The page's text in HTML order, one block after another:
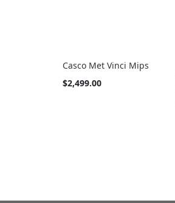
Casco Met Vinci Mips
Tan
$2,499.00